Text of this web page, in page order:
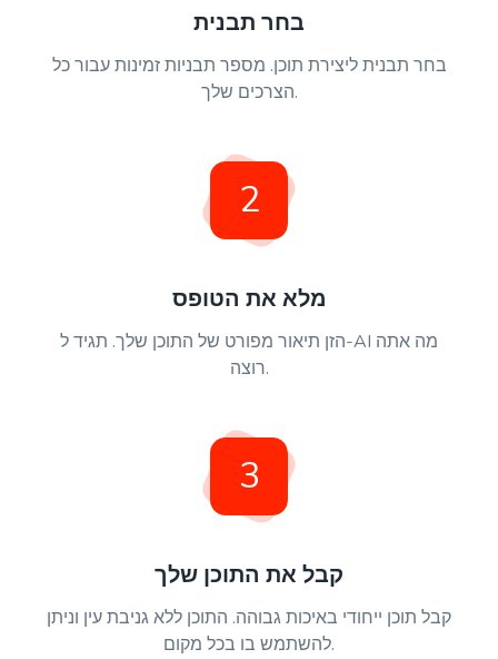
בחר תבנית
בחר תבנית ליצירת תוכן. מספר תבניות זמינות עבור כל
הצרכים שלך.
2
מלא את הטופס
הזן תיאור מפורט של התוכן שלך. תגיד ל-AI מה אתה
רוצה.
3
קבל את התוכן שלך
קבל תוכן ייחודי באיכות גבוהה. התוכן ללא גניבת עין וניתן
להשתמש בו בכל מקום.